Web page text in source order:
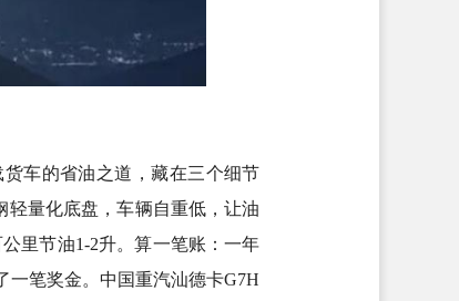
车的省油之道，藏在三个细节
量化底盘，车辆自重低，让油
里节油1-2升。算一笔账：一年
一笔奖金。中国重汽汕德卡G7H